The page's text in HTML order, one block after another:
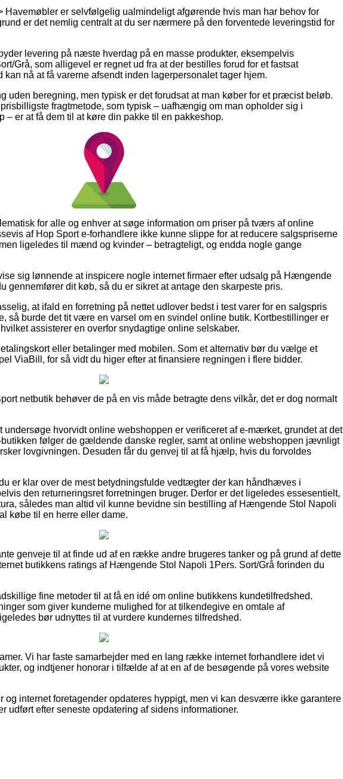
Havemøbler er selvfølgelig ualmindeligt afgørende hvis man har behov for
er det nemlig centralt at du ser nærmere på den forventede leveringstid for
levering på næste hverdag på en masse produkter, eksempelvis
Grå, som alligevel er regnet ud fra at der bestilles forud for et fastsat
nå at få varerne afsendt inden lagerpersonalet tager hjem.
uden beregning, men typisk er det forudsat at man køber for et præcist beløb.
fragtmetode, som typisk – uafhængig om man opholder sig i
– er at få dem til at køre din pakke til en pakkeshop.
for alle og enhver at søge information om priser på tværs af online
af Hop Sport e-forhandlere ikke kunne slippe for at reducere salgspriserne
ligeledes til mænd og kvinder – betragteligt, og endda nogle gange
sig lønnende at inspicere nogle internet firmaer efter udsalg på Hængende
gennemfører dit køb, så du er sikret at antage den skarpeste pris.
at ifald en forretning på nettet udlover bedst i test varer for en salgspris
så burde det tit være en varsel om en svindel online butik. Kortbestillinger er
assisterer en overfor snydagtige online selskaber.
eller betalinger med mobilen. Som et alternativ bør du vælge et
ViaBill, for så vidt du higer efter at finansiere regningen i flere bidder.
netbutik behøver de på en vis måde betragte dens vilkår, det er dog normalt
hvorvidt online webshoppen er verificeret af e-mærket, grundet at det
følger de gældende danske regler, samt at online webshoppen jævnligt
lovgivningen. Desuden får du genvej til at få hjælp, hvis du forvoldes
er klar over de mest betydningsfulde vedtægter der kan håndhæves i
den returneringsret forretningen bruger. Derfor er det ligeledes essesentielt,
således man altid vil kunne bevidne sin bestilling af Hængende Stol Napoli
købe til en herre eller dame.
genveje til at finde ud af en række andre brugeres tanker og på grund af dette
butikkens ratings af Hængende Stol Napoli 1Pers. Sort/Grå forinden du
fine metoder til at få en idé om online butikkens kundetilfredshed.
som giver kunderne mulighed for at tilkendegive en omtale af
bør udnyttes til at vurdere kundernes tilfredshed.
Vi har faste samarbejder med en lang række internet forhandlere idet vi
og indtjener honorar i tilfælde af at en af de besøgende på vores website
og internet foretagender opdateres hyppigt, men vi kan desværre ikke garantere
udført efter seneste opdatering af sidens informationer.